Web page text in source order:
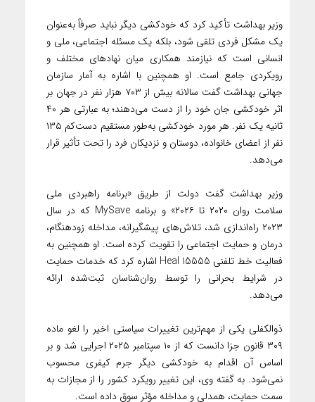
وزیر بهداشت تأکید کرد که خودکشی دیگر نباید صرفاً به‌عنوان
یک مشکل فردی تلقی شود، بلکه یک مسئله اجتماعی، ملی و
انسانی است که نیازمند همکاری میان نهادهای مختلف و
رویکردی جامع است. او همچنین با اشاره به آمار سازمان
جهانی بهداشت گفت سالانه بیش از ۷۰۳ هزار نفر در جهان بر
اثر خودکشی جان خود را از دست می‌دهند؛ به عبارتی هر ۴۰
ثانیه یک نفر. هر مورد خودکشی به‌طور مستقیم دست‌کم ۱۳۵
نفر از اعضای خانواده، دوستان و نزدیکان فرد را تحت تأثیر قرار
می‌دهد.
وزیر بهداشت گفت دولت از طریق «برنامه راهبردی ملی
سلامت روان ۲۰۲۰ تا ۲۰۲۶» و برنامه MySave که در سال
۲۰۲۳ راه‌اندازی شد، تلاش‌های پیشگیرانه، مداخله زودهنگام،
درمان و حمایت اجتماعی را تقویت کرده است. او همچنین به
فعالیت خط تلفنی Heal 15555 اشاره کرد که خدمات حمایت
در شرایط بحرانی را توسط روان‌شناسان ثبت‌شده ارائه
می‌دهد.
ذوالکفلی یکی از مهم‌ترین تغییرات سیاستی اخیر را لغو ماده
۳۰۹ قانون جزا دانست که از ۱۰ سپتامبر ۲۰۲۵ اجرایی شد و بر
اساس آن اقدام به خودکشی دیگر جرم کیفری محسوب
نمی‌شود. به گفته وی، این تغییر رویکرد کشور را از مجازات به
سمت حمایت، همدلی و مداخله مؤثر سوق داده است.